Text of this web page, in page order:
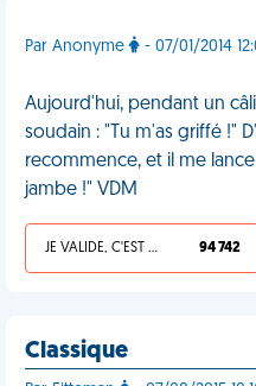
Par Anonyme - 07/01/2014
Aujourd'hui, pendant un
soudain : "Tu m'as griffé !"
recommence, et il me
jambe !" VDM
JE VALIDE, C'EST UNE VDM 94 742
Classique